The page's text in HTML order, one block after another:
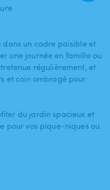
dans un cadre paisible et
une journée en famille ou
régulièrement​,​ et
et coin ombragé pour
du jardin spacieux et
pour vos pique-niques ou